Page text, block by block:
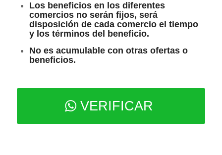
Los beneficios en los diferentes
comercios no serán fijos, será
disposición de cada comercio el tiempo
y los términos del beneficio.
No es acumulable con otras ofertas o
beneficios.
VERIFICAR